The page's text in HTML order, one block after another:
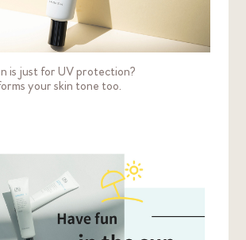
is just for UV protection?
your skin tone too.